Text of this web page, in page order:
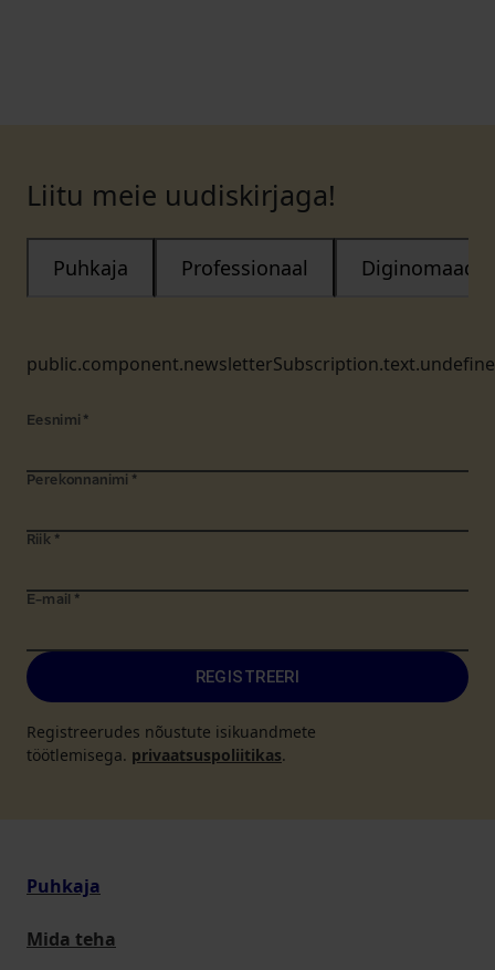
Liitu meie uudiskirjaga!
Puhkaja Professionaal Diginomaad
Eesnimi *
Perekonnanimi *
Riik *
E-mail *
REGISTREERI
Registreerudes nõustute isikuandmete
töötlemisega. privaatsuspoliitikas.
Puhkaja
Mida teha